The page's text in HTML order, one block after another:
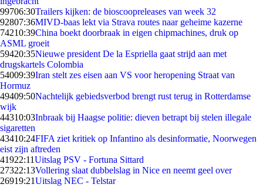
99706:30Trailers kijken: de bioscoopreleases van week 32
92807:36MIVD-baas lekt via Strava routes naar geheime kazerne
74210:39China boekt doorbraak in eigen chipmachines, druk op
ASML groeit
59420:35Nieuwe president De la Espriella gaat strijd aan met
drugskartels Colombia
54009:39Iran stelt zes eisen aan VS voor heropening Straat van
Hormuz
49409:50Nachtelijk gebiedsverbod brengt rust terug in Rotterdamse
wijk
44310:03Inbraak bij Haagse politie: dieven betrapt bij stelen illegale
sigaretten
43410:24FIFA ziet kritiek op Infantino als desinformatie, Noorwegen
eist zijn aftreden
41922:11Uitslag PSV - Fortuna Sittard
27322:13Vollering slaat dubbelslag in Nice en neemt geel over
26919:21Uitslag NEC - Telstar